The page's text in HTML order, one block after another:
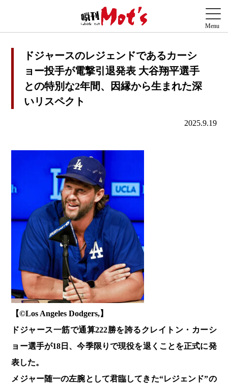
ドジャースのレジェンドであるカーシ
ョー投手が電撃引退発表 大谷翔平選手
との特別な2年間、因縁から生まれた深
いリスペクト
2025.9.19
【©️Los Angeles Dodgers,】
ドジャース一筋で通算222勝を誇るクレイトン・カーシ
ョー選手が18日、今季限りで現役を退くことを正式に発
表した。
メジャー随一の左腕として君臨してきた“レジェンド”の